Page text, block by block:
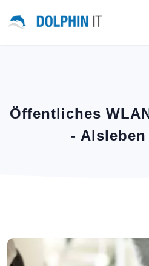
Öffentliches
- Alsleben